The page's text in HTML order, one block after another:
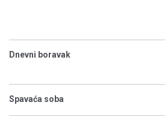
Dnevni boravak
Spavaća soba